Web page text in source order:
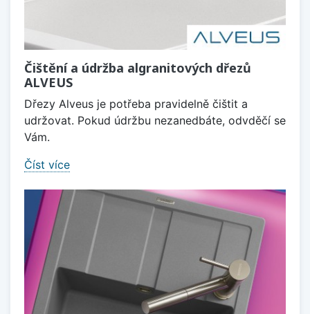
Čištění a údržba algranitových dřezů
ALVEUS
Dřezy Alveus je potřeba pravidelně čištit a
udržovat. Pokud údržbu nezanedbáte, odvděčí se
Vám.
Číst více